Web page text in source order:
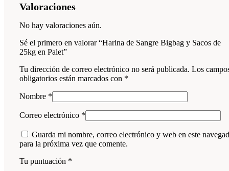
Valoraciones
No hay valoraciones aún.
Sé el primero en valorar “Harina de Sangre Bigbag y Sacos de
25kg en Palet”
Tu dirección de correo electrónico no será publicada. Los
obligatorios están marcados con *
Nombre *
Correo electrónico *
Guarda mi nombre, correo electrónico y web en este
para la próxima vez que comente.
Tu puntuación *